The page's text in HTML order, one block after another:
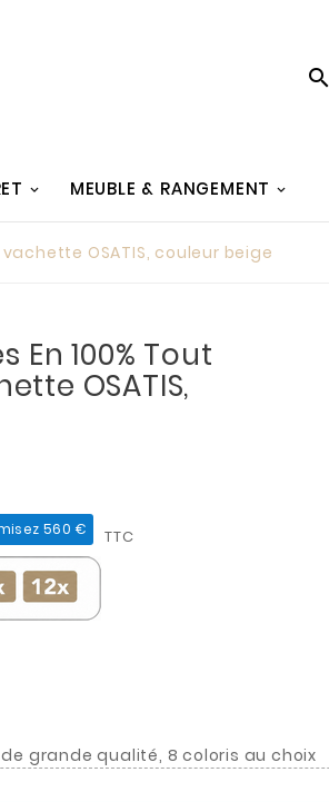

MEUBLE & RANGEMENT
OSATIS, couleur beige
En 100% Tout
OSATIS,
560 € TTC
grande qualité, 8 coloris au choix